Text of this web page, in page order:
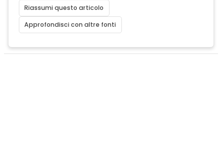
Riassumi questo articolo
Approfondisci con altre fonti